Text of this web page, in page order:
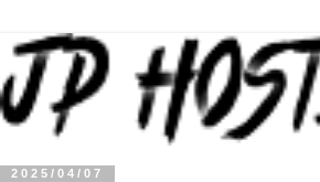
2025/04/07